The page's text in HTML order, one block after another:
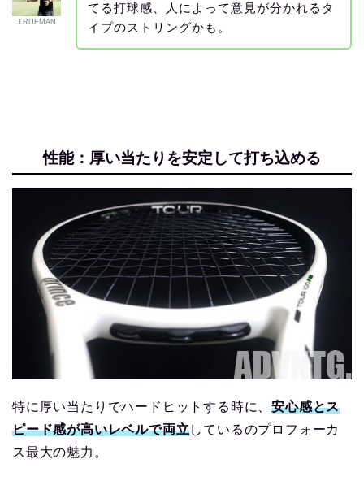
TRUEMAN
てる打球感、人によって意見が分かれるタ
イプのストリングかも。
性能：厚い当たりを安定して打ち込める
特に厚い当たりでハードヒットする時に、安心感とス
ピード感が高いレベルで両立しているのプロフォーカ
ス最大の魅力。